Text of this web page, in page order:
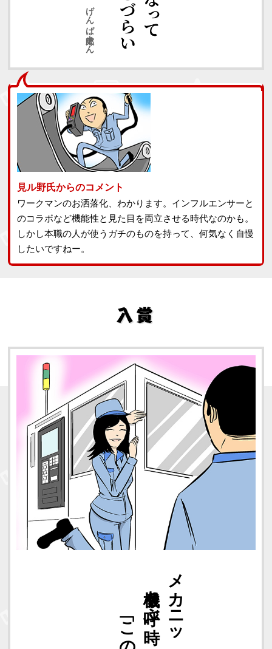
げんば太郎さん
見ル野氏からのコメント
ワークマンのお洒落化、わかります。インフルエンサーと
のコラボなど機能性と見た目を両立させる時代なのかも。
しかし本職の人が使うガチのものを持って、何気なく自慢
したいですねー。
メカニック
機械を呼ぶ時